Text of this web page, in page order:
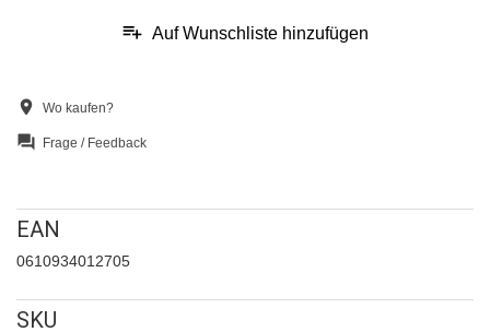
playlist_add Auf Wunschliste hinzufügen
location_on Wo kaufen?
question_answer Frage / Feedback
EAN
0610934012705
SKU